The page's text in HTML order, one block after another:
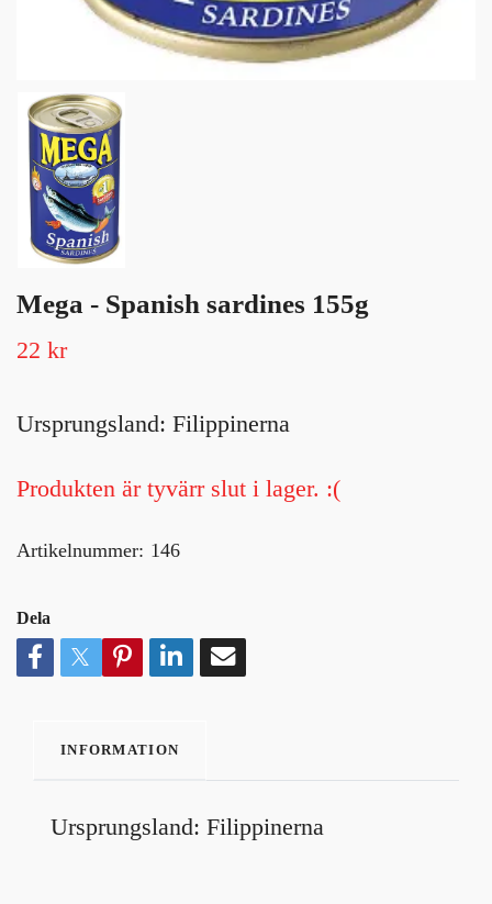
Mega - Spanish sardines 155g
22 kr
Ursprungsland: Filippinerna
Produkten är tyvärr slut i lager. :(
Artikelnummer: 146
Dela
INFORMATION
Ursprungsland: Filippinerna